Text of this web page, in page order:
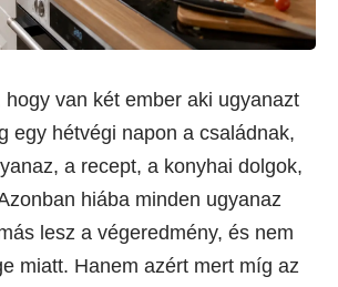
hogy van két ember aki ugyanazt
egy hétvégi napon a családnak,
a recept, a konyhai dolgok,
hiába minden ugyanaz
lesz a végeredmény, és nem
miatt. Hanem azért mert míg az